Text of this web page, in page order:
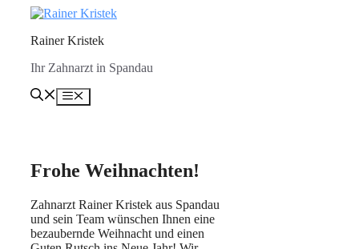
springenRainer Kristek
Ihr Zahnarzt in Spandau
Menü
Frohe Weihnachten!
Zahnarzt Rainer Kristek aus Spandau
und sein Team wünschen Ihnen eine
bezaubernde Weihnacht und einen